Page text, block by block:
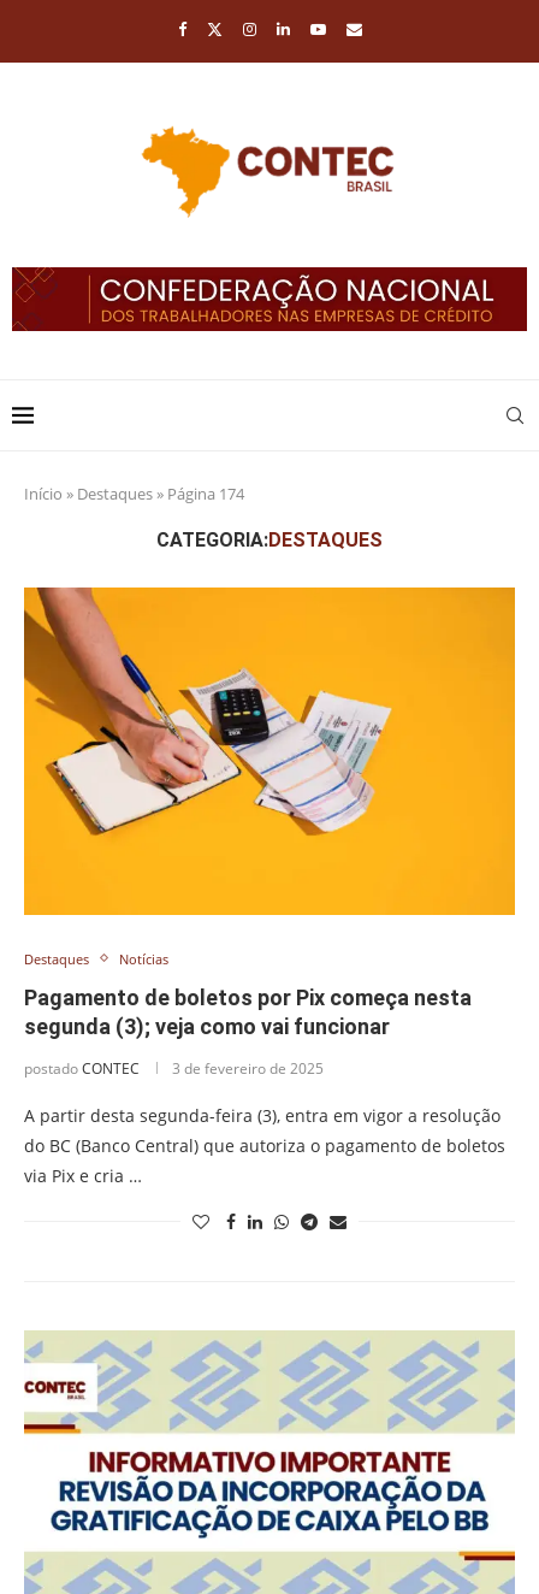
Início » Destaques» Página 174
CATEGORIA:DESTAQUES
Destaques Notícias
Pagamento de boletos por Pix começa nesta
segunda (3); veja como vai funcionar
postadoCONTEC 3 de fevereiro de 2025
A partir desta segunda-feira (3), entra em vigor a resolução
do BC (Banco Central) que autoriza o pagamento de boletos
via Pix e cria …